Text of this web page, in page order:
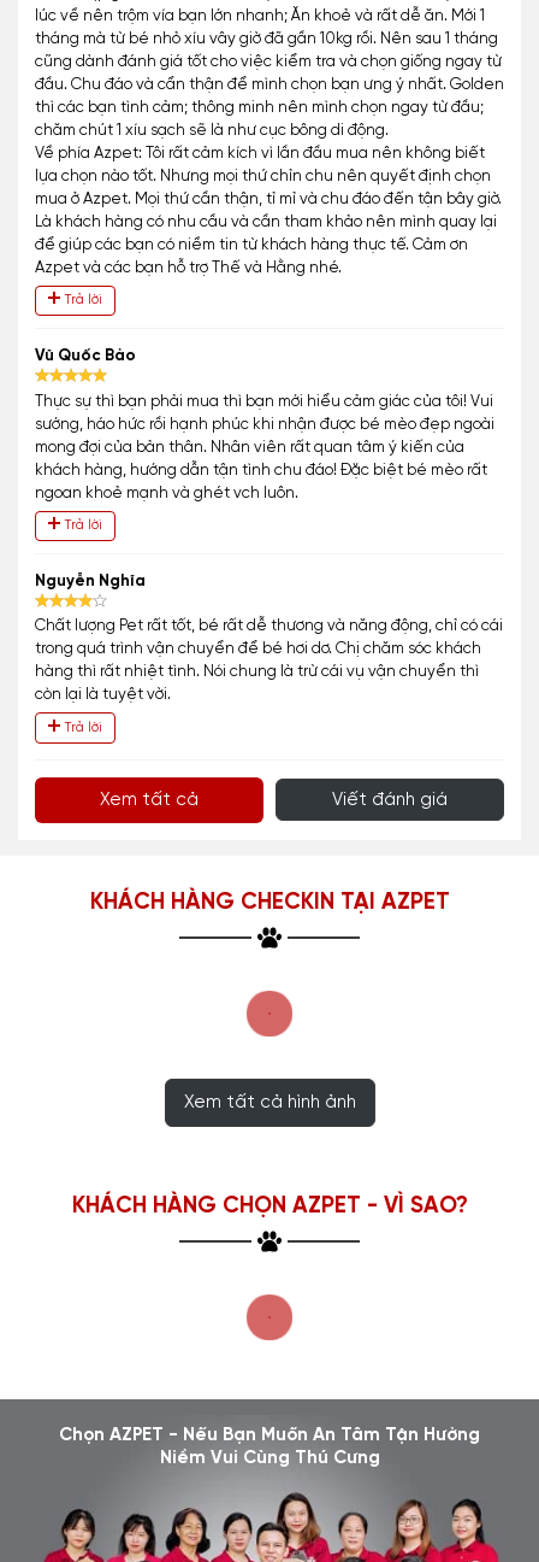
lúc về nên trộm vía bạn lớn nhanh; Ăn khoẻ và rất dễ ăn. Mới 1
tháng mà từ bé nhỏ xíu vây giờ đã gần 10kg rồi. Nên sau 1 tháng
cũng dành đánh giá tốt cho việc kiểm tra và chọn giống ngay từ
đầu. Chu đáo và cẩn thận để mình chọn bạn ưng ý nhất. Golden
thì các bạn tình cảm; thông minh nên mình chọn ngay từ đầu;
chăm chút 1 xíu sạch sẽ là như cục bông di động.
Về phía Azpet: Tôi rất cảm kích vì lần đầu mua nên không biết
lựa chọn nào tốt. Nhưng mọi thứ chỉn chu nên quyết định chọn
mua ở Azpet. Mọi thứ cần thận, tỉ mỉ và chu đáo đến tận bây giờ.
Là khách hàng có nhu cầu và cần tham khảo nên mình quay lại
để giúp các bạn có niềm tin từ khách hàng thực tế. Cảm ơn
Azpet và các bạn hỗ trợ Thế và Hằng nhé.
Trả lời
Vũ Quốc Bảo
Thực sự thì bạn phải mua thì bạn mới hiểu cảm giác của tôi! Vui
sướng, háo hức rồi hạnh phúc khi nhận được bé mèo đẹp ngoài
mong đợi của bản thân. Nhân viên rất quan tâm ý kiến của
khách hàng, hướng dẫn tận tình chu đáo! Đặc biệt bé mèo rất
ngoan khoẻ mạnh và ghét vch luôn.
Trả lời
Nguyễn Nghĩa
Chất lượng Pet rất tốt, bé rất dễ thương và năng động, chỉ có cái
trong quá trình vận chuyển để bé hơi dơ. Chị chăm sóc khách
hàng thì rất nhiệt tình. Nói chung là trừ cái vụ vận chuyển thì
còn lại là tuyệt vời.
Trả lời
Xem tất cả Viết đánh giá
KHÁCH HÀNG CHECKIN TẠI AZPET
Xem tất cả hình ảnh
KHÁCH HÀNG CHỌN AZPET - VÌ SAO?
Chọn AZPET - Nếu Bạn Muốn An Tâm Tận Hưởng
Niềm Vui Cùng Thú Cưng